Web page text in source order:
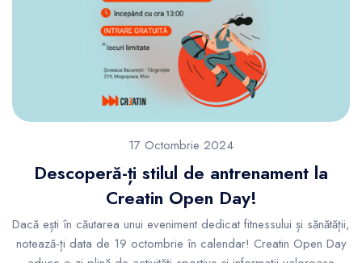
17 Octombrie 2024
Descoperă-ți stilul de antrenament la
Creatin Open Day!
Dacă ești în căutarea unui eveniment dedicat fitnessului și sănătății,
notează-ți data de 19 octombrie în calendar! Creatin Open Day